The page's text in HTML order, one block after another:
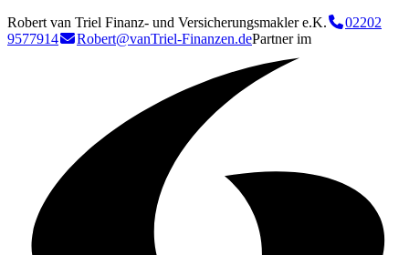
Robert van Triel Finanz- und Versicherungsmakler e.K.
02202
9577914
Robert@vanTriel-Finanzen.dePartner im